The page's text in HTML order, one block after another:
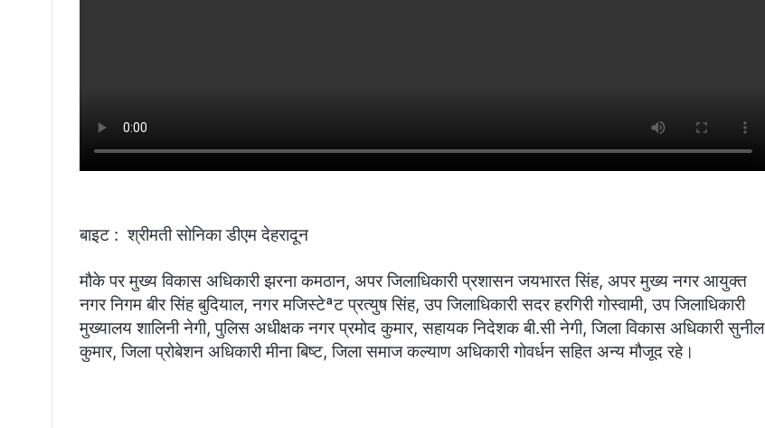
बाइट : श्रीमती सोनिका डीएम देहरादून
मौके पर मुख्य विकास अधिकारी झरना कमठान, अपर जिलाधिकारी प्रशासन जयभारत सिंह, अपर मुख्य नगर आयुक्त
नगर निगम बीर सिंह बुदियाल, नगर मजिस्टेªट प्रत्युष सिंह, उप जिलाधिकारी सदर हरगिरी गोस्वामी, उप जिलाधिकारी
मुख्यालय शालिनी नेगी, पुलिस अधीक्षक नगर प्रमोद कुमार, सहायक निदेशक बी.सी नेगी, जिला विकास अधिकारी सुनील
कुमार, जिला प्रोबेशन अधिकारी मीना बिष्ट, जिला समाज कल्याण अधिकारी गोवर्धन सहित अन्य मौजूद रहे।